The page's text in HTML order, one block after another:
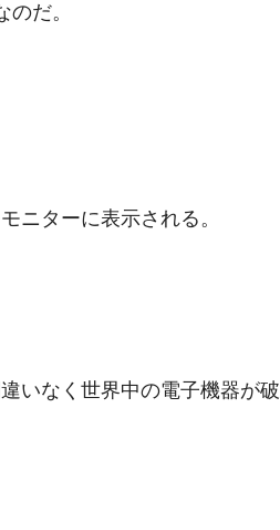
だ。
ニターに表示される。
いなく世界中の電子機器が破